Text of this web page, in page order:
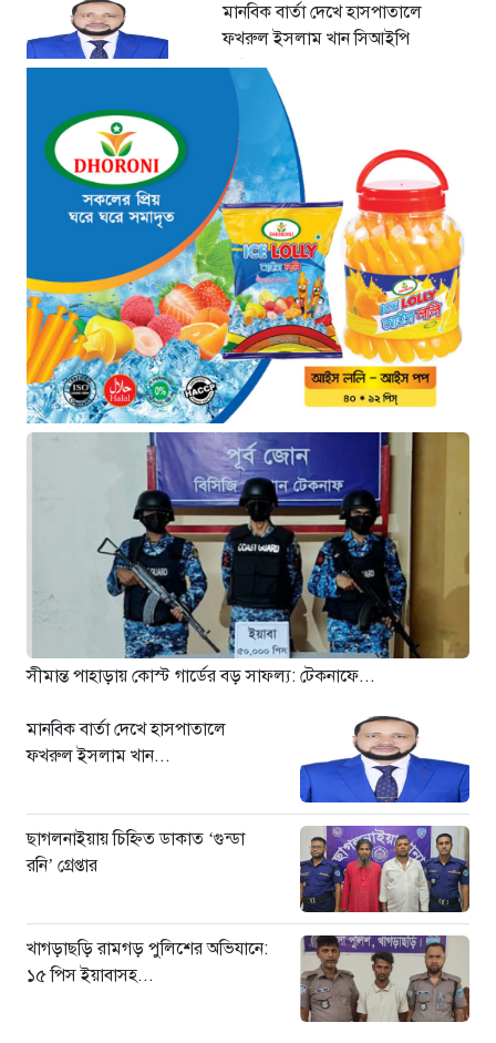
মানবিক বার্তা দেখে হাসপাতালে
ফখরুল ইসলাম খান সিআইপি
৬ ঘণ্টা আগে
ছাগলনাইয়ায় চিহ্নিত ডাকাত ‘গুন্ডা
রনি’ গ্রেপ্তার
৬ ঘণ্টা আগে
দৈনিক ৫শ টাকা মজুরীর দাবীতে
বড়লেখায় চা শ্রমিকদের গণবিক্ষোভ
৬ ঘণ্টা আগে
গ্রিসের উপকূলে ১৬৮ অভিবাসী উদ্ধার:
ভেতরে ৭২ বাংলাদেশি
৭ ঘণ্টা আগে
“১/১১-তে তারেক রহমানকে আয়নাঘরে
বন্দি রাখা হয়: চিফ প্রসিকিউটর”
৮ ঘণ্টা আগে
ডিজিএফআইয়ের ‘আয়নাঘর’ পরিদর্শনে
আন্তর্জাতিক অপরাধ ট্রাইব্যুনালের
বিচারক দল
৮ ঘণ্টা আগে
জুলাই জাদুঘরে দলীয় ইতিহাসের ঠাঁই
হবে না: নাহিদ ইসলাম
৮ ঘণ্টা আগে
সীমান্ত পাহাড়ায় কোস্ট গার্ডের বড় সাফল্য: টেকনাফে...
মানবিক বার্তা দেখে হাসপাতালে
ফখরুল ইসলাম খান...
ছাগলনাইয়ায় চিহ্নিত ডাকাত ‘গুন্ডা
রনি’ গ্রেপ্তার
খাগড়াছড়ি রামগড় পুলিশের অভিযানে:
১৫ পিস ইয়াবাসহ...